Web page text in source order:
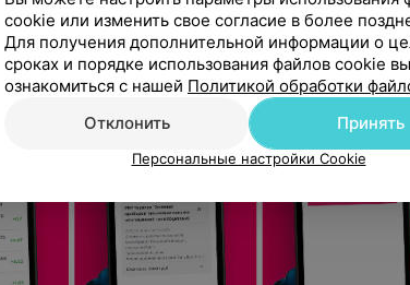
cookie или изменить свое согласие в более
Для получения дополнительной информации о
сроках и порядке использования файлов cookie
ознакомиться с нашей Политикой обработки
Отклонить
Принять
Персональные настройки Cookie